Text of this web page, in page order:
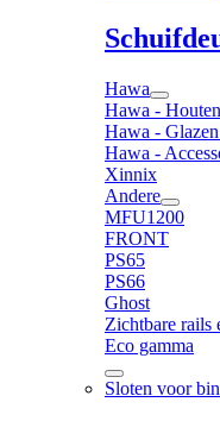
Hawa
Hawa -
Hawa -
Hawa -
Xinnix
Andere
MFU1200
FRONT
PS65
PS66
Ghost
Zichtbare rails
Eco gamma
Sloten voor